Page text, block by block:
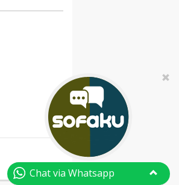
Chat via Whatsapp